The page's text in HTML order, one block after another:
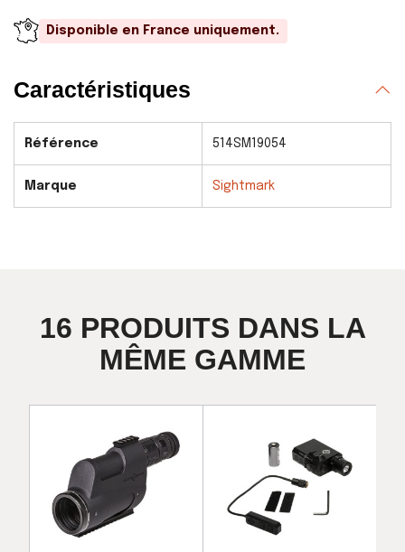
Disponible en France uniquement.
Caractéristiques
Référence 514SM19054
Marque Sightmark
16 PRODUITS DANS LA
MÊME GAMME